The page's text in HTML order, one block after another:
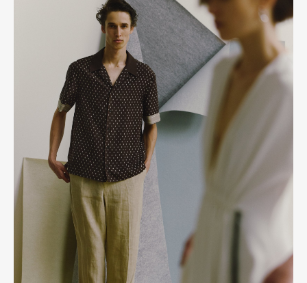
Contact
Pen Meet
Pen international